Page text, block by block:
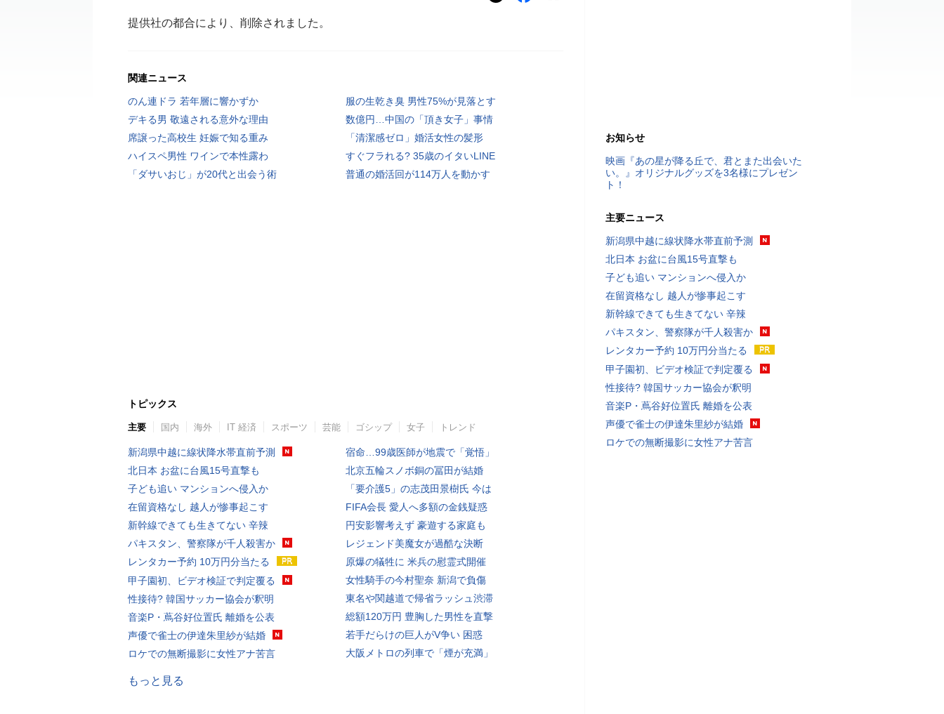
提供社の都合により、削除されました。
関連ニュース
のん連ドラ 若年層に響かずか
服の生乾き臭 男性75%が見落とす
デキる男 敬遠される意外な理由
数億円…中国の「頂き女子」事情
席譲った高校生 妊娠で知る重み
「清潔感ゼロ」婚活女性の髪形
ハイスペ男性 ワインで本性露わ
すぐフラれる? 35歳のイタいLINE
「ダサいおじ」が20代と出会う術
普通の婚活回が114万人を動かす
トピックス
主要 国内 海外 IT 経済 スポーツ 芸能 ゴシップ 女子 トレンド
新潟県中越に線状降水帯直前予測
北日本 お盆に台風15号直撃も
子ども追い マンションへ侵入か
在留資格なし 越人が惨事起こす
新幹線できても生きてない 辛辣
パキスタン、警察隊が千人殺害か
レンタカー予約 10万円分当たる
甲子園初、ビデオ検証で判定覆る
性接待? 韓国サッカー協会が釈明
音楽P・蔦谷好位置氏 離婚を公表
声優で雀士の伊達朱里紗が結婚
ロケでの無断撮影に女性アナ苦言
宿命…99歳医師が地震で「覚悟」
北京五輪スノボ銅の冨田が結婚
「要介護5」の志茂田景樹氏 今は
FIFA会長 愛人へ多額の金銭疑惑
円安影響考えず 豪遊する家庭も
レジェンド美魔女が過酷な決断
原爆の犠牲に 米兵の慰霊式開催
女性騎手の今村聖奈 新潟で負傷
東名や関越道で帰省ラッシュ渋滞
総額120万円 豊胸した男性を直撃
若手だらけの巨人がV争い 困惑
大阪メトロの列車で「煙が充満」
もっと見る
お知らせ
映画『あの星が降る丘で、君とまた出会いた
い。』オリジナルグッズを3名様にプレゼン
ト！
主要ニュース
新潟県中越に線状降水帯直前予測
北日本 お盆に台風15号直撃も
子ども追い マンションへ侵入か
在留資格なし 越人が惨事起こす
新幹線できても生きてない 辛辣
パキスタン、警察隊が千人殺害か
レンタカー予約 10万円分当たる
甲子園初、ビデオ検証で判定覆る
性接待? 韓国サッカー協会が釈明
音楽P・蔦谷好位置氏 離婚を公表
声優で雀士の伊達朱里紗が結婚
ロケでの無断撮影に女性アナ苦言